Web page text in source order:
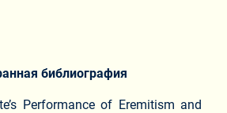
библиография
Performance of Eremitism and